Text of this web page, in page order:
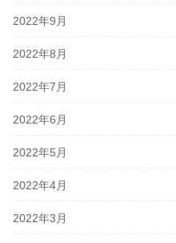
2022年9月
2022年8月
2022年7月
2022年6月
2022年5月
2022年4月
2022年3月